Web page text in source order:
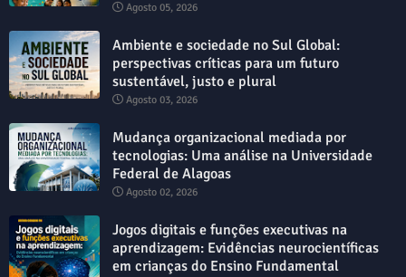
Agosto 05, 2026
Ambiente e sociedade no Sul Global:
perspectivas críticas para um futuro
sustentável, justo e plural
Agosto 03, 2026
Mudança organizacional mediada por
tecnologias: Uma análise na Universidade
Federal de Alagoas
Agosto 02, 2026
Jogos digitais e funções executivas na
aprendizagem: Evidências neurocientíficas
em crianças do Ensino Fundamental